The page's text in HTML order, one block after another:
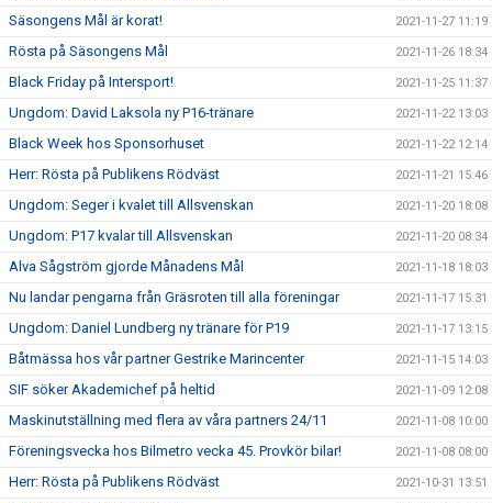
Säsongens Mål är korat! 2021-11-27 11:19
Rösta på Säsongens Mål 2021-11-26 18:34
Black Friday på Intersport! 2021-11-25 11:37
Ungdom: David Laksola ny P16-tränare 2021-11-22 13:03
Black Week hos Sponsorhuset 2021-11-22 12:14
Herr: Rösta på Publikens Rödväst 2021-11-21 15:46
Ungdom: Seger i kvalet till Allsvenskan 2021-11-20 18:08
Ungdom: P17 kvalar till Allsvenskan 2021-11-20 08:34
Alva Sågström gjorde Månadens Mål 2021-11-18 18:03
Nu landar pengarna från Gräsroten till alla föreningar 2021-11-17 15:31
Ungdom: Daniel Lundberg ny tränare för P19 2021-11-17 13:15
Båtmässa hos vår partner Gestrike Marincenter 2021-11-15 14:03
SIF söker Akademichef på heltid 2021-11-09 12:08
Maskinutställning med flera av våra partners 24/11 2021-11-08 10:00
Föreningsvecka hos Bilmetro vecka 45. Provkör bilar! 2021-11-08 08:00
Herr: Rösta på Publikens Rödväst 2021-10-31 13:51